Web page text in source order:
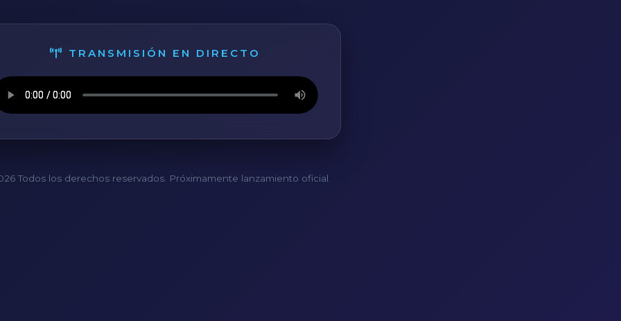
TRANSMISIÓN EN DIRECTO
Todos los derechos reservados. Próximamente lanzamiento oficial.